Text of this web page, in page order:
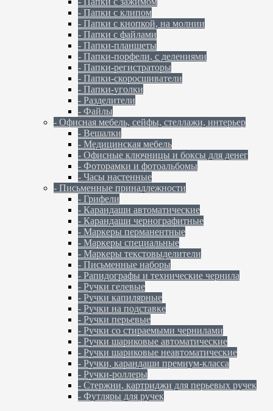
- Папки с клипом
- Папки с кнопкой, на молнии
- Папки с файлами
- Папки-планшеты
- Папки-порфели, с делениями
- Папки-регистраторы
- Папки-скоросшиватели
- Папки-уголки
- Разделители
- Файлы
- Офисная мебель, сейфы, стеллажи, интерьер
- Вешалки
- Медицинская мебель
- Офисные ключницы и боксы для денег
- Фоторамки и фотоальбомы
- Часы настенные
- Письменные принадлежности
- Грифели
- Карандаши автоматические
- Карандаши чернографитные
- Маркеры перманентные
- Маркеры специальные
- Маркеры текстовыделители
- Письменные наборы
- Рапидографы и технические чернила
- Ручки гелевые
- Ручки капилярные
- Ручки на подставке
- Ручки перьевые
- Ручки со стираемыми чернилами
- Ручки шариковые автоматические
- Ручки шариковые неавтоматические
- Ручки, карандаши премиум-класса
- Ручки-роллеры
- Стержни, картриджи для перьевых ручек
- Футляры для ручек